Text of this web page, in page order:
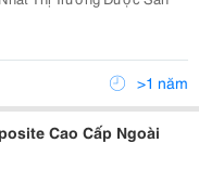
>1 năm
Cao Cấp Ngoài